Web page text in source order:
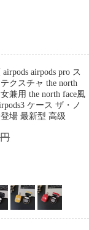
airpods pro ス
クスチャ the north
兼用 the north face風
ケース ザ・ノ
場 最新型 高级